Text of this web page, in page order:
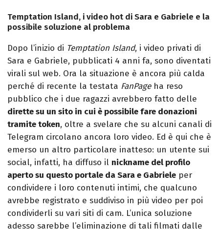
Temptation Island, i video hot di Sara e Gabriele e la
possibile soluzione al problema
Dopo l’inizio di Temptation Island, i video privati di
Sara e Gabriele, pubblicati 4 anni fa, sono diventati
virali sul web. Ora la situazione è ancora più calda
perché di recente la testata FanPage ha reso
pubblico che i due ragazzi avrebbero fatto delle
dirette su un sito in cui è possibile fare donazioni
tramite token, oltre a svelare che su alcuni canali di
Telegram circolano ancora loro video. Ed è qui che è
emerso un altro particolare inatteso: un utente sui
social, infatti, ha diffuso il nickname del profilo
aperto su questo portale da Sara e Gabriele per
condividere i loro contenuti intimi, che qualcuno
avrebbe registrato e suddiviso in più video per poi
condividerli su vari siti di cam. L’unica soluzione
adesso sarebbe l’eliminazione di tali filmati dalle